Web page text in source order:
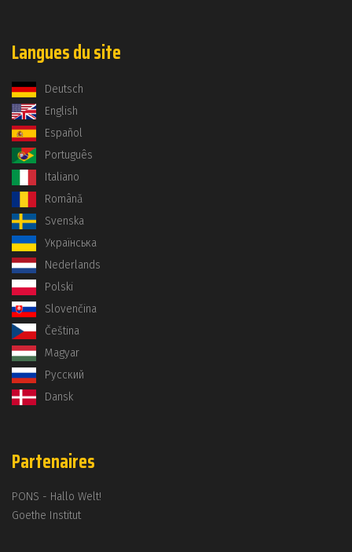
Langues du site
Deutsch
English
Español
Português
Italiano
Română
Svenska
Українська
Nederlands
Polski
Slovenčina
Čeština
Magyar
Русский
Dansk
Partenaires
PONS - Hallo Welt!
Goethe Institut